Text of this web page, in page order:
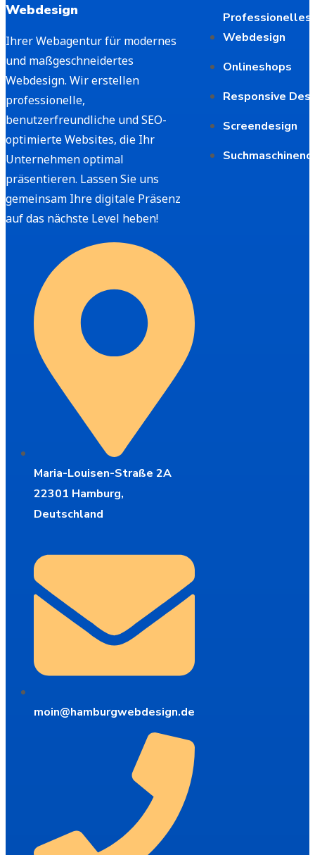
Webdesign
Ihrer Webagentur für modernes
und maßgeschneidertes
Webdesign. Wir erstellen
professionelle,
benutzerfreundliche und SEO-
optimierte Websites, die Ihr
Unternehmen optimal
präsentieren. Lassen Sie uns
gemeinsam Ihre digitale Präsenz
auf das nächste Level heben!
Maria-Louisen-Straße 2A
22301 Hamburg,
Deutschland
moin@hamburgwebdesign.de
Professionelles
Webdesign
Onlineshops
Responsive
Screendesign